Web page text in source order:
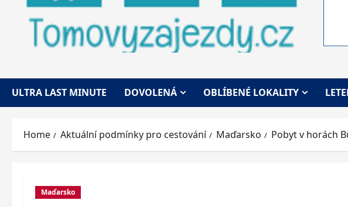
ULTRA LAST MINUTE DOVOLENÁ OBLÍBENÉ LOKALITY
Home Aktuální podmínky pro cestování Maďarsko Pobyt v horách
Maďarsko